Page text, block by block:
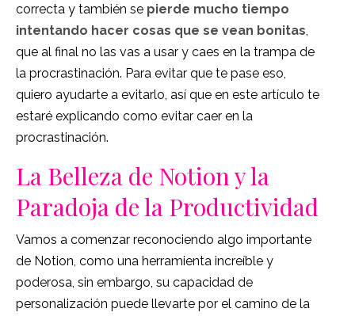
correcta y también se pierde mucho tiempo
intentando hacer cosas que se vean bonitas,
que al final no las vas a usar y caes en la trampa de
la procrastinación. Para evitar que te pase eso,
quiero ayudarte a evitarlo, así que en este artículo te
estaré explicando como evitar caer en la
procrastinación.
La Belleza de Notion y la
Paradoja de la Productividad
Vamos a comenzar reconociendo algo importante
de Notion, como una herramienta increíble y
poderosa, sin embargo, su capacidad de
personalización puede llevarte por el camino de la